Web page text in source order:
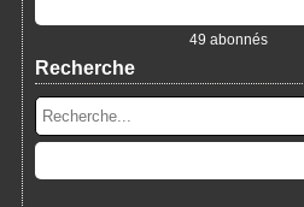
49 abonnés
Recherche